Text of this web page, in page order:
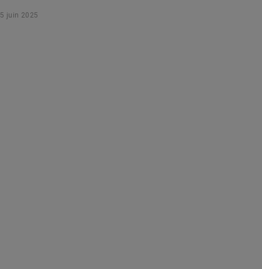
5 juin 2025